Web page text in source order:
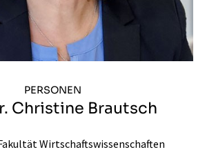
PERSONEN
Christine Brautsch
Wirtschaftswissenschaften